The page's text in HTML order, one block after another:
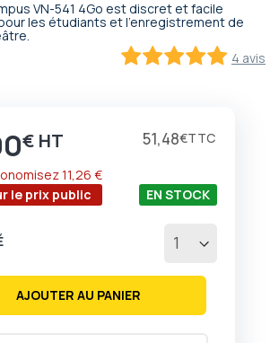
VN-541 4Go est discret et facile
les étudiants et l'enregistrement de
4 avis
€ 51,48€
le prix public
11,26 €
EN STOCK
AJOUTER AU PANIER